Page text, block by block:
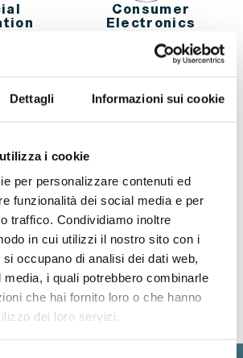
Dettagli Informazioni sui cookie
i cookie
per personalizzare contenuti ed
funzionalità dei social media e per
traffico. Condividiamo inoltre
in cui utilizzi il nostro sito con i
occupano di analisi dei dati web,
media, i quali potrebbero combinarle
che hai fornito loro o che hanno
dei loro servizi.
Consumer
Electronics
Finance